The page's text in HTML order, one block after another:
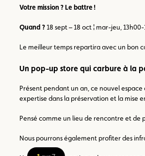
Votre mission ? Le battre !
Quand ?18 sept – 18 oct ¦ mar-jeu,
Le meilleur temps repartira avec un bon
Un pop-up store qui carbure à la
Présent pendant un an, ce nouvel
expertise dans la préservation et la mise
Pensé comme un lieu de rencontre et de
Nous pourrons également profiter des